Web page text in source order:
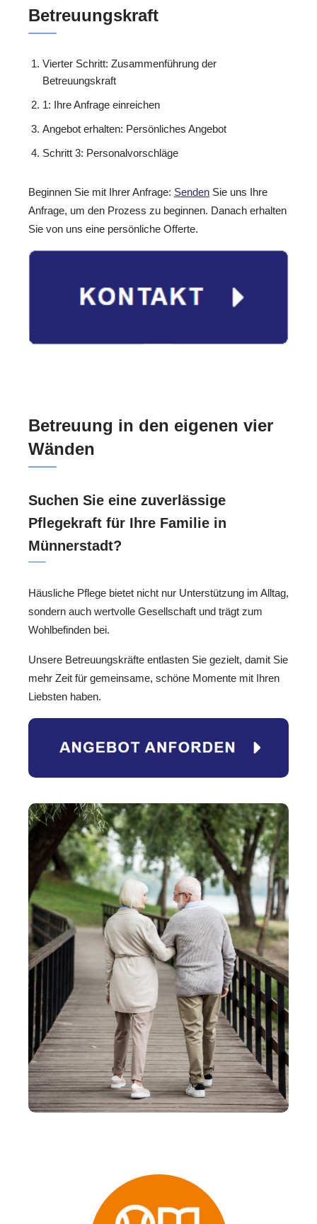
Betreuungskraft
Vierter Schritt: Zusammenführung der
Betreuungskraft
1: Ihre Anfrage einreichen
Angebot erhalten: Persönliches Angebot
Schritt 3: Personalvorschläge
Beginnen Sie mit Ihrer Anfrage: Senden Sie uns Ihre
Anfrage, um den Prozess zu beginnen. Danach erhalten
Sie von uns eine persönliche Offerte.
Betreuung in den eigenen vier
Wänden
Suchen Sie eine zuverlässige
Pflegekraft für Ihre Familie in
Münnerstadt?
Häusliche Pflege bietet nicht nur Unterstützung im Alltag,
sondern auch wertvolle Gesellschaft und trägt zum
Wohlbefinden bei.
Unsere Betreuungskräfte entlasten Sie gezielt, damit Sie
mehr Zeit für gemeinsame, schöne Momente mit Ihren
Liebsten haben.